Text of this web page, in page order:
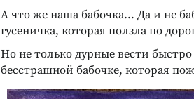
А что же наша бабочка… Да и не
гусеничка, которая ползла по
Но не только дурные вести быстро
бесстрашной бабочке, которая